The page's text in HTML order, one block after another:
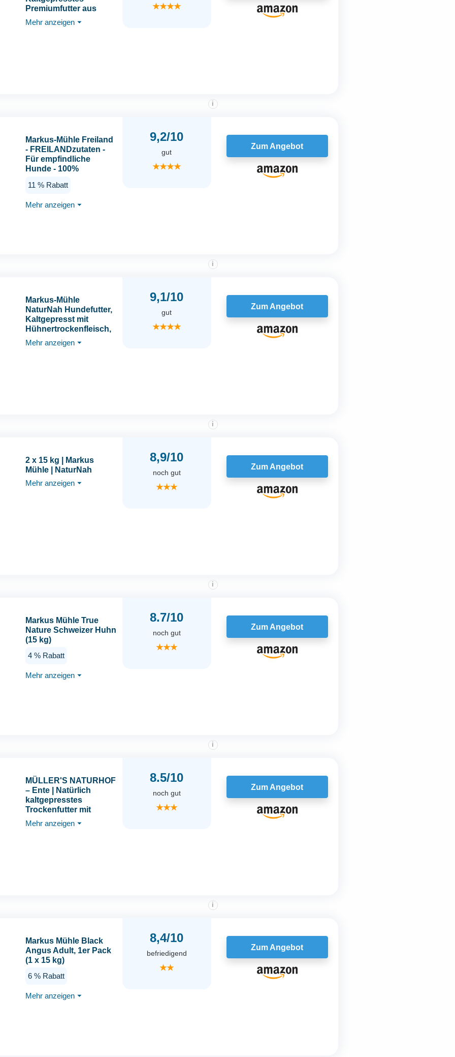
Premiumfutter aus
Freilandhaltung - Reich
an Ballaststoffen und
Mehr anzeigen ⏷
★★★★
Markus-Mühle Freiland
- FREILANDzutaten -
Für empfindliche
Hunde - 100%
Hundetrockenfutter
11 % Rabatt
Mehr anzeigen ⏷
9,2/10
i
gut
★★★★
Zum Angebot
Markus-Mühle
NaturNah Hundefutter,
Kaltgepresst mit
Hühnertrockenfleisch,
Vollkornmais und Wild,
15 kg (15kg Markus
Mehr anzeigen ⏷
9,1/10
i
gut
★★★★
Zum Angebot
2 x 15 kg | Markus
Mühle | NaturNah
Mehr anzeigen ⏷
8,9/10
i
noch gut
★★★
Zum Angebot
Markus Mühle True
Nature Schweizer Huhn
(15 kg)
4 % Rabatt
Mehr anzeigen ⏷
8.7/10
i
noch gut
★★★
Zum Angebot
MÜLLER'S NATURHOF
– Ente | Natürlich
kaltgepresstes
Trockenfutter mit
Gartengemüse und
Wiesenkräutern für
Mehr anzeigen ⏷
8.5/10
i
noch gut
★★★
Zum Angebot
Markus Mühle Black
Angus Adult, 1er Pack
(1 x 15 kg)
6 % Rabatt
Mehr anzeigen ⏷
8,4/10
i
befriedigend
★★
Zum Angebot